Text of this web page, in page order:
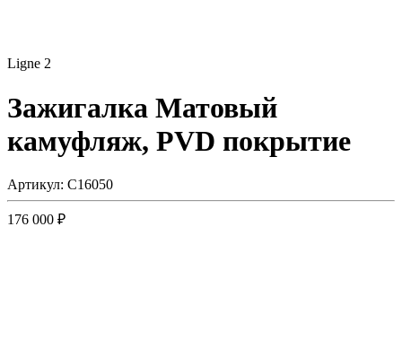
Ligne 2
Зажигалка Матовый
камуфляж, PVD покрытие
Артикул: C16050
176 000 ₽